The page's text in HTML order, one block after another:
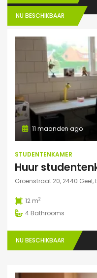
NU BESCHIKBAAR
11 maanden ago
STUDENTENKAMER
Huur
Groenstraat 20, 2440 Geel,
12 m2
4 Bathrooms
NU BESCHIKBAAR